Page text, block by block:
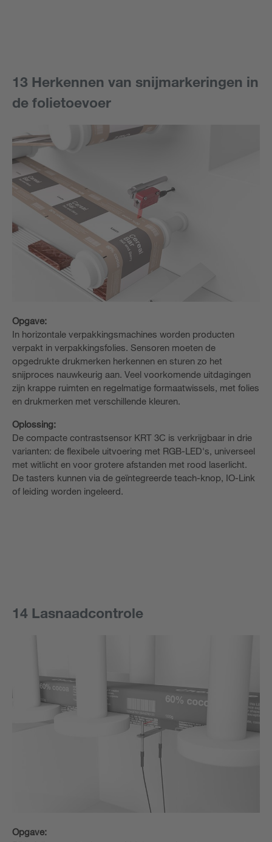
13 Herkennen van snijmarkeringen in
de folietoevoer
Opgave:
In horizontale verpakkingsmachines worden producten
verpakt in verpakkingsfolies. Sensoren moeten de
opgedrukte drukmerken herkennen en sturen zo het
snijproces nauwkeurig aan. Veel voorkomende uitdagingen
zijn krappe ruimten en regelmatige formaatwissels, met folies
en drukmerken met verschillende kleuren.
Oplossing:
De compacte contrastsensor KRT 3C is verkrijgbaar in drie
varianten: de flexibele uitvoering met RGB-LED's, universeel
met witlicht en voor grotere afstanden met rood laserlicht.
De tasters kunnen via de geïntegreerde teach-knop, IO-Link
of leiding worden ingeleerd.
14 Lasnaadcontrole
Opgave: